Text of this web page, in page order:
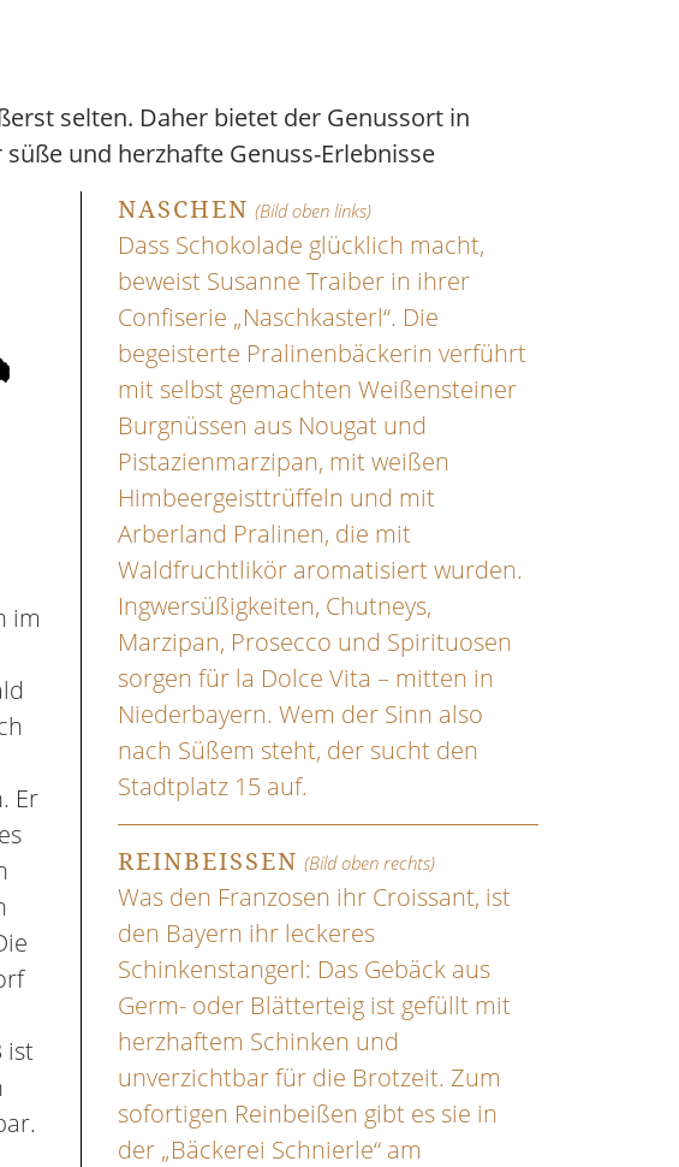
selten. Daher bietet der Genussort in
und herzhafte Genuss-Erlebnisse
im
Er
ist
NASCHEN (Bild oben links)
Dass Schokolade glücklich macht,
beweist Susanne Traiber in ihrer
Confiserie „Naschkasterl“. Die
begeisterte Pralinenbäckerin verführt
mit selbst gemachten Weißensteiner
Burgnüssen aus Nougat und
Pistazienmarzipan, mit weißen
Himbeergeisttrüffeln und mit
Arberland Pralinen, die mit
Waldfruchtlikör aromatisiert wurden.
Ingwersüßigkeiten, Chutneys,
Marzipan, Prosecco und Spirituosen
sorgen für la Dolce Vita – mitten in
Niederbayern. Wem der Sinn also
nach Süßem steht, der sucht den
Stadtplatz 15 auf.
REINBEISSEN (Bild oben rechts)
Was den Franzosen ihr Croissant, ist
den Bayern ihr leckeres
Schinkenstangerl: Das Gebäck aus
Germ- oder Blätterteig ist gefüllt mit
herzhaftem Schinken und
unverzichtbar für die Brotzeit. Zum
sofortigen Reinbeißen gibt es sie in
der „Bäckerei Schnierle“ am